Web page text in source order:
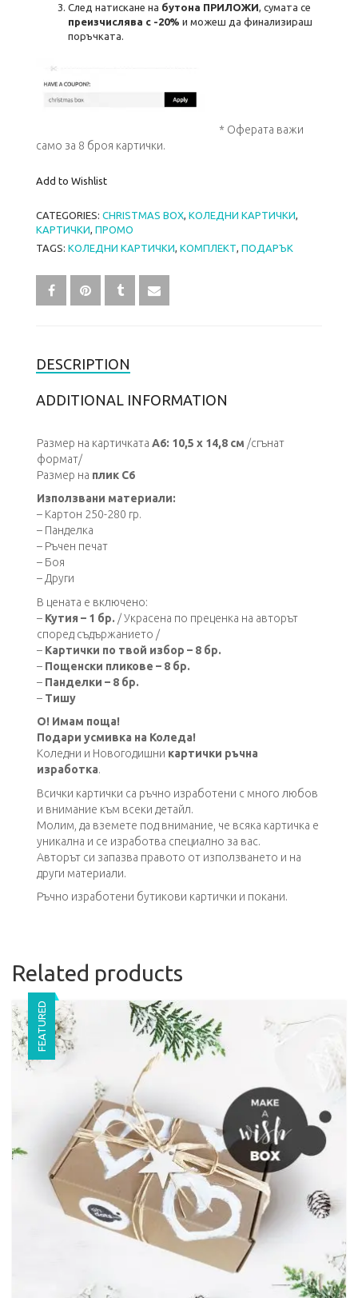
След натискане на бутона ПРИЛОЖИ, сумата се
преизчислява с -20% и можеш да финализираш
поръчката.
* Оферата важи
само за 8 броя картички.
Add to Wishlist
CATEGORIES: CHRISTMAS BOX, KОЛЕДНИ КАРТИЧКИ,
КАРТИЧКИ, ПРОМО
TAGS: КОЛЕДНИ КАРТИЧКИ, КОМПЛЕКТ, ПОДАРЪК
DESCRIPTION
ADDITIONAL INFORMATION
Размер на картичката А6: 10,5 х 14,8 см /сгънат
формат/
Размер на плик C6
Използвани материали:
– Картон 250-280 гр.
– Панделка
– Ръчен печат
– Боя
– Други
В цената е включено:
– Кутия – 1 бр. / Украсена по преценка на авторът
според съдържанието /
– Картички по твой избор – 8 бр.
– Пощенски пликове – 8 бр.
– Панделки – 8 бр.
– Тишу
О! Имам поща!
Подари усмивка на Коледа!
Коледни и Новогодишни картички ръчна
изработка.
Всички картички са ръчно изработени с много любов
и внимание към всеки детайл.
Молим, да вземете под внимание, че всяка картичка е
уникална и се изработва специално за вас.
Авторът си запазва правото от използването и на
други материали.
Ръчно изработени бутикови картички и покани.
Related products
FEATURED